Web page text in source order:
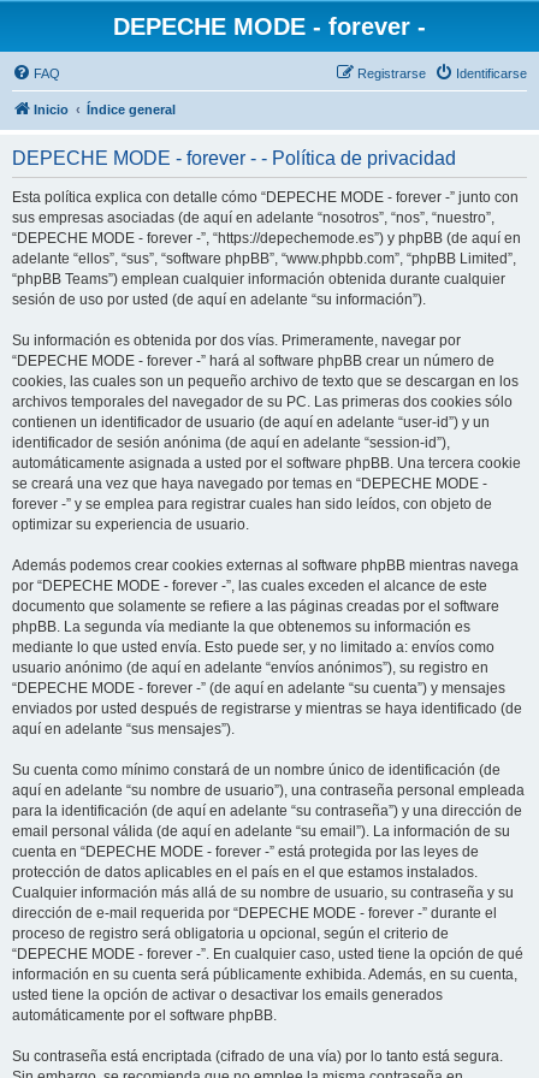
DEPECHE MODE - forever -
FAQ Identificarse
Registrarse
Inicio Índice general
DEPECHE MODE - forever - - Política de privacidad
Esta política explica con detalle cómo “DEPECHE MODE - forever -” junto con
sus empresas asociadas (de aquí en adelante “nosotros”, “nos”, “nuestro”,
“DEPECHE MODE - forever -”, “https://depechemode.es”) y phpBB (de aquí en
adelante “ellos”, “sus”, “software phpBB”, “www.phpbb.com”, “phpBB Limited”,
“phpBB Teams”) emplean cualquier información obtenida durante cualquier
sesión de uso por usted (de aquí en adelante “su información”).
Su información es obtenida por dos vías. Primeramente, navegar por
“DEPECHE MODE - forever -” hará al software phpBB crear un número de
cookies, las cuales son un pequeño archivo de texto que se descargan en los
archivos temporales del navegador de su PC. Las primeras dos cookies sólo
contienen un identificador de usuario (de aquí en adelante “user-id”) y un
identificador de sesión anónima (de aquí en adelante “session-id”),
automáticamente asignada a usted por el software phpBB. Una tercera cookie
se creará una vez que haya navegado por temas en “DEPECHE MODE -
forever -” y se emplea para registrar cuales han sido leídos, con objeto de
optimizar su experiencia de usuario.
Además podemos crear cookies externas al software phpBB mientras navega
por “DEPECHE MODE - forever -”, las cuales exceden el alcance de este
documento que solamente se refiere a las páginas creadas por el software
phpBB. La segunda vía mediante la que obtenemos su información es
mediante lo que usted envía. Esto puede ser, y no limitado a: envíos como
usuario anónimo (de aquí en adelante “envíos anónimos”), su registro en
“DEPECHE MODE - forever -” (de aquí en adelante “su cuenta”) y mensajes
enviados por usted después de registrarse y mientras se haya identificado (de
aquí en adelante “sus mensajes”).
Su cuenta como mínimo constará de un nombre único de identificación (de
aquí en adelante “su nombre de usuario”), una contraseña personal empleada
para la identificación (de aquí en adelante “su contraseña”) y una dirección de
email personal válida (de aquí en adelante “su email”). La información de su
cuenta en “DEPECHE MODE - forever -” está protegida por las leyes de
protección de datos aplicables en el país en el que estamos instalados.
Cualquier información más allá de su nombre de usuario, su contraseña y su
dirección de e-mail requerida por “DEPECHE MODE - forever -” durante el
proceso de registro será obligatoria u opcional, según el criterio de
“DEPECHE MODE - forever -”. En cualquier caso, usted tiene la opción de qué
información en su cuenta será públicamente exhibida. Además, en su cuenta,
usted tiene la opción de activar o desactivar los emails generados
automáticamente por el software phpBB.
Su contraseña está encriptada (cifrado de una vía) por lo tanto está segura.